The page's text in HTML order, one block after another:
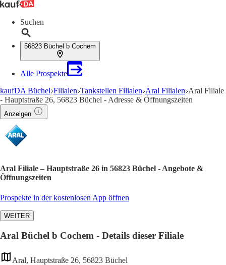
Suchen
56823 Büchel b Cochem
Alle Prospekte
kaufDA Büchel Filialen Tankstellen Filialen Aral Filialen Aral Filiale
- Hauptstraße 26, 56823 Büchel - Adresse & Öffnungszeiten
Anzeigen
Aral Filiale – Hauptstraße 26 in 56823 Büchel - Angebote &
Öffnungszeiten
Prospekte in der kostenlosen App öffnen
WEITER
Aral Büchel b Cochem - Details dieser Filiale
Aral, Hauptstraße 26, 56823 Büchel